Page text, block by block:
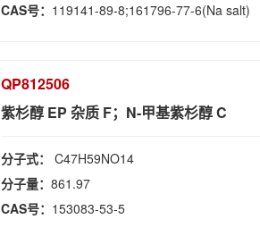
CAS号： 119141-89-8;161796-77-6(Na salt)
QP812506
紫杉醇 EP 杂质 F；N-甲基紫杉醇 C
分子式：C47H59NO14
分子量：861.97
CAS号： 153083-53-5